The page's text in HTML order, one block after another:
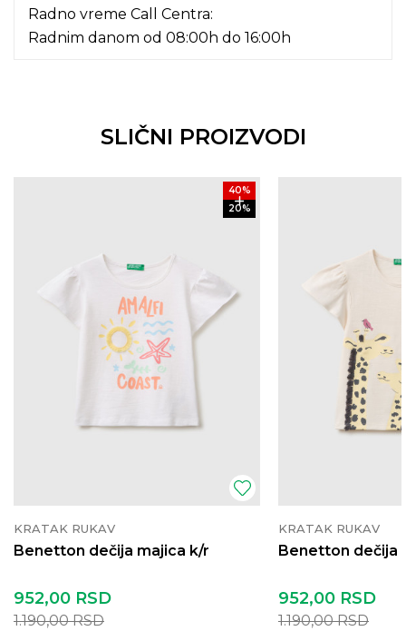
Radno vreme Call Centra:
Radnim danom od 08:00h do 16:00h
SLIČNI PROIZVODI
40%
20%
KRATAK RUKAV
Benetton dečija majica k/r
952,00 RSD
1.190,00RSD
KRATAK RUKAV
Benetton dečija
952,00 RSD
1.190,00RSD